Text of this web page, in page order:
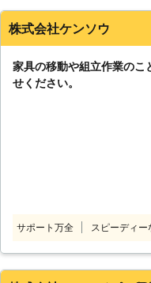
で、女性の方がいれば女
なあと思いました。親切
で。サービスはよかった
株式会社ケンソウ
家具の移動や組立作業のこ
せください。
サポート万全 スピーディー